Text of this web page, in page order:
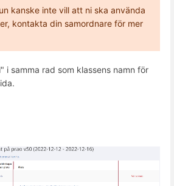
kanske inte vill att ni ska använda
kontakta din samordnare för mer
i samma rad som klassens namn för